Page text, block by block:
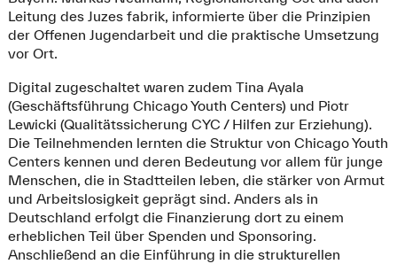
Leitung des Juzes fabrik, informierte über die Prinzipien
der Offenen Jugendarbeit und die praktische Umsetzung
vor Ort.
Digital zugeschaltet waren zudem Tina Ayala
(Geschäftsführung Chicago Youth Centers) und Piotr
Lewicki (Qualitätssicherung CYC / Hilfen zur Erziehung).
Die Teilnehmenden lernten die Struktur von Chicago Youth
Centers kennen und deren Bedeutung vor allem für junge
Menschen, die in Stadtteilen leben, die stärker von Armut
und Arbeitslosigkeit geprägt sind. Anders als in
Deutschland erfolgt die Finanzierung dort zu einem
erheblichen Teil über Spenden und Sponsoring.
Anschließend an die Einführung in die strukturellen